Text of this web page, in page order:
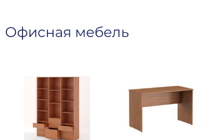
Офисная мебель